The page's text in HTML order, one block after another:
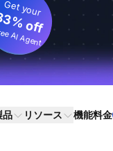
Get your
off
AI Agent
品 リソース 機能料金